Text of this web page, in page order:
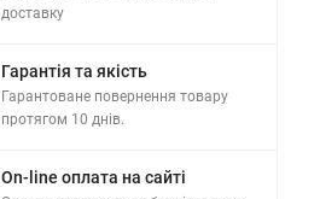
доставку
Гарантія та якість
Гарантоване повернення товару
протягом 10 днів.
On-line оплата на сайті